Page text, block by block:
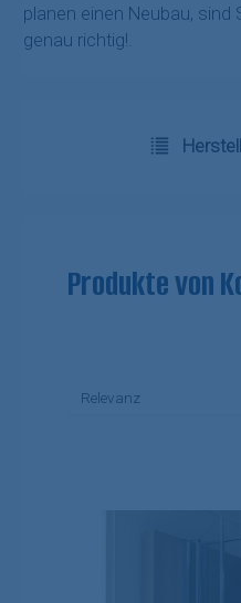
planen einen Neubau, sind
genau richtig!.
Produkte von